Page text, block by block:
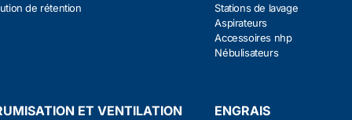
de rétention
Stations de lavage
Aspirateurs
Accessoires nhp
Nébulisateurs
ET VENTILATION ENGRAIS